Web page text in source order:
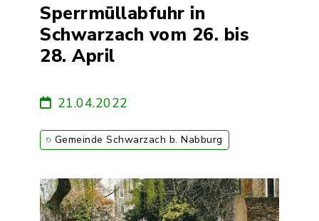
Sperrmüllabfuhr in
Schwarzach vom 26. bis
28. April
21.04.2022
Gemeinde Schwarzach b. Nabburg